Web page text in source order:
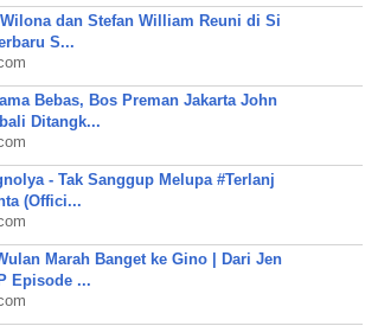
Wilona dan Stefan William Reuni di Si
S...
Bebas, Bos Preman Jakarta John
Ditangk...
- Tak Sanggup Melupa #Terlanj
(Offici...
Marah Banget ke Gino | Dari Jen
Episode ...